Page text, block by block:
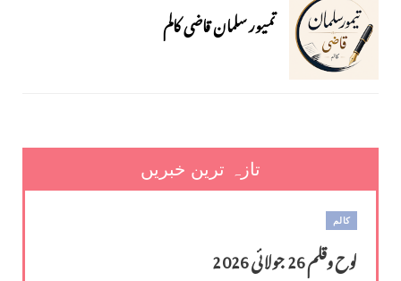
تمیور سلمان قاضی کالم
تازہ ترین خبریں
کالم
لوح وقلم 26 جولائی 2026